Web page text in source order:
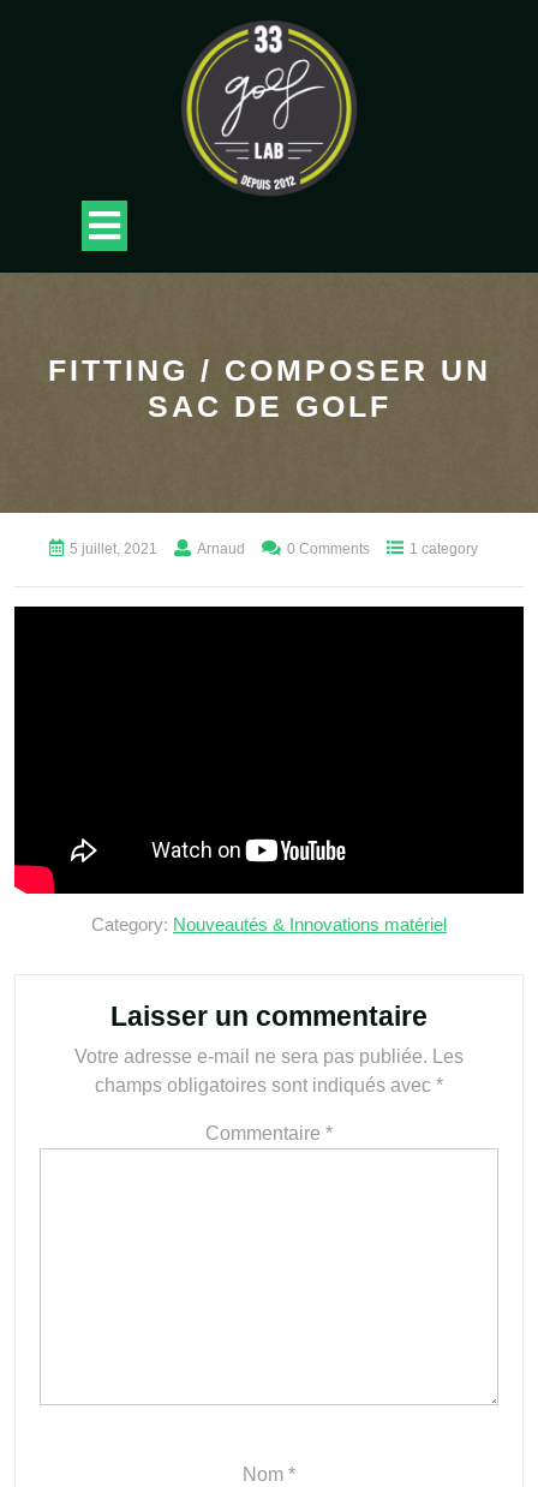
Button
FITTING / COMPOSER UN
SAC DE GOLF
5 juillet, 2021 Arnaud 0 Comments 1 category
Category: Nouveautés & Innovations matériel
Laisser un commentaire
Votre adresse e-mail ne sera pas publiée.
Les
champs obligatoires sont indiqués avec *
Commentaire *
Nom *